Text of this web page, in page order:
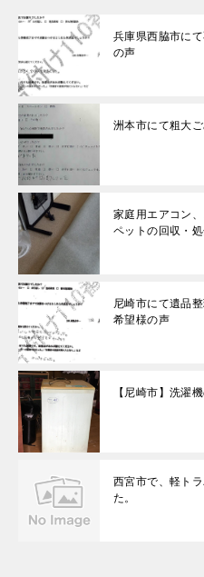
兵庫県西脇市に
の声
洲本市にて粗大
家庭用エアコン
ペットの回収・
尼崎市にて遺品
希望様の声
【尼崎市】洗濯
西宮市で、軽ト
た。